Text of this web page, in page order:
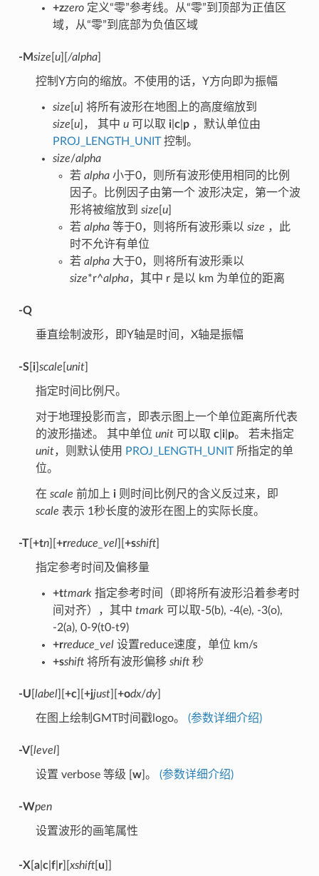
+zzero定义“零”参考线。从“零”到顶部为正值区
域，从“零”到底部为负值区域
-Msize u][ /alpha]
控制Y方向的缩放。不使用的话，Y方向即为振幅
size u] 将所有波形在地图上的高度缩放到
size u]， 其中 u可以取 i| c| p，默认单位由
PROJ_LENGTH_UNIT控制。
size/alpha
若 alpha小于0，则所有波形使用相同的比例
因子。比例因子由第一个 波形决定，第一个波
形将被缩放到 size u]
若 alpha等于0，则将所有波形乘以 size ，此
时不允许有单位
若 alpha大于0，则将所有波形乘以
size*r^alpha，其中 r 是以 km 为单位的距离
-Q
垂直绘制波形，即Y轴是时间，X轴是振幅
-S[ i] scale unit]
指定时间比例尺。
对于地理投影而言，即表示图上一个单位距离所代表
的波形描述。 其中单位 unit可以取 c| i| p。 若未指定
unit，则默认使用 PROJ_LENGTH_UNIT所指定的单
位。
在 scale 前加上 i则时间比例尺的含义反过来，即
scale 表示 1秒长度的波形在图上的实际长度。
-T[ +tn][ +rreduce_vel][ +sshift]
指定参考时间及偏移量
+ttmark指定参考时间（即将所有波形沿着参考时
间对齐），其中 tmark可以取-5(b), -4(e), -3(o),
-2(a), 0-9(t0-t9)
+rreduce_vel设置reduce速度，单位 km/s
+sshift将所有波形偏移 shift秒
-U label][ +c][ +jjust][ +odx/dy]
在图上绘制GMT时间戳logo。 (参数详细介绍)
-V[ level]
设置 verbose 等级 [ w]。 (参数详细介绍)
-Wpen
设置波形的画笔属性
-X[ a| c| f| r][xshift[ u